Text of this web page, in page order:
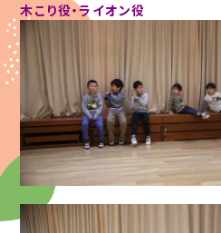
木こり役・ライオン役